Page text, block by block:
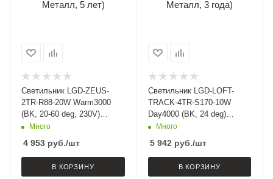
Светильник LGD-ZEUS-
2TR-R88-20W Warm3000
(BK, 20-60 deg, 230V)
(Arlight, IP20 Металл, 5
Много
4 953 руб./шт
В КОРЗИНУ
Светильник LGD-LOFT-
TRACK-4TR-S170-10W
Day4000 (BK, 24 deg)
(Arlight, IP20 Металл, 3
Много
5 942 руб./шт
В КОРЗИНУ